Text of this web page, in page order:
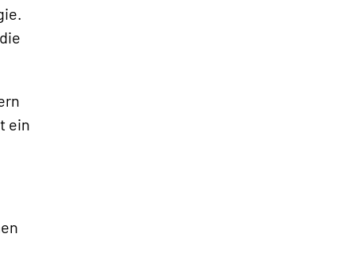
ein